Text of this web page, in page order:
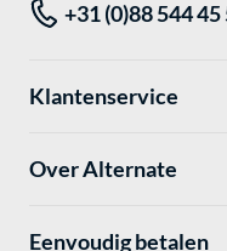
+31 (0)88 544 45
Klantenservice
Over Alternate
Eenvoudig betalen